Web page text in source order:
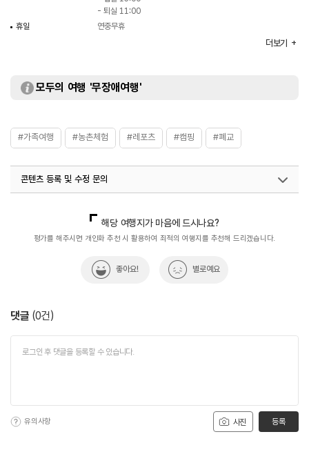
- 퇴실 11:00
휴일
연중무휴
- 캠핑장 50,000원
- 차량 초과 시 1대당 5,000원
- 준성수기 130,0000원
- 비수기 110,000원
자세한 사항은 홈페이지 참조 또는 전화 문의
화장실
있음
더보기
모두의 여행 '무장애여행'
#가족여행 #농촌체험 #레포츠 #캠핑 #폐교
콘텐츠 등록 및 수정 문의
해당 여행지가 마음에 드시나요?
평가를 해주시면 개인화 추천 시 활용하여 최적의 여행지를 추천해 드리겠습니다.
좋아요! 별로예요
댓글 (0건)
사진
유의사항 등록